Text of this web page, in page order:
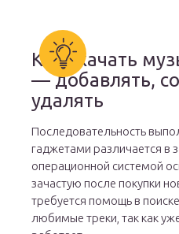
Как скачать
— добавлять,
удалять
Последовательность
гаджетами различается в
операционной системой
зачастую после покупки
требуется помощь в
любимые треки, так как